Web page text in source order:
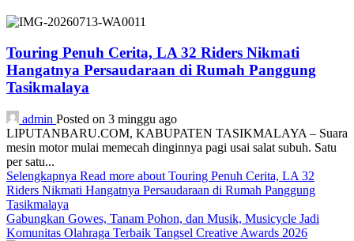
Touring Penuh Cerita, LA 32 Riders Nikmati
Hangatnya Persaudaraan di Rumah Panggung
Tasikmalaya
admin Posted on 3 minggu ago
LIPUTANBARU.COM, KABUPATEN TASIKMALAYA – Suara
mesin motor mulai memecah dinginnya pagi usai salat subuh. Satu
per satu...
Selengkapnya Read more about Touring Penuh Cerita, LA 32
Riders Nikmati Hangatnya Persaudaraan di Rumah Panggung
Tasikmalaya
Gabungkan Gowes, Tanam Pohon, dan Musik, Musicycle Jadi
Komunitas Olahraga Terbaik Tangsel Creative Awards 2026